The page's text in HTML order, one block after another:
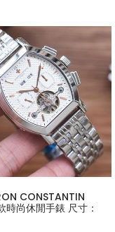
CONSTANTIN
時尚休閒手錶 尺寸：